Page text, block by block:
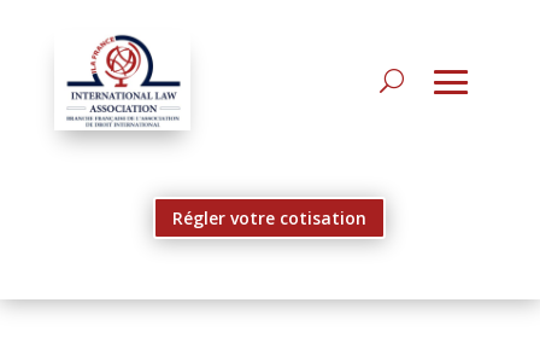
Régler votre cotisation